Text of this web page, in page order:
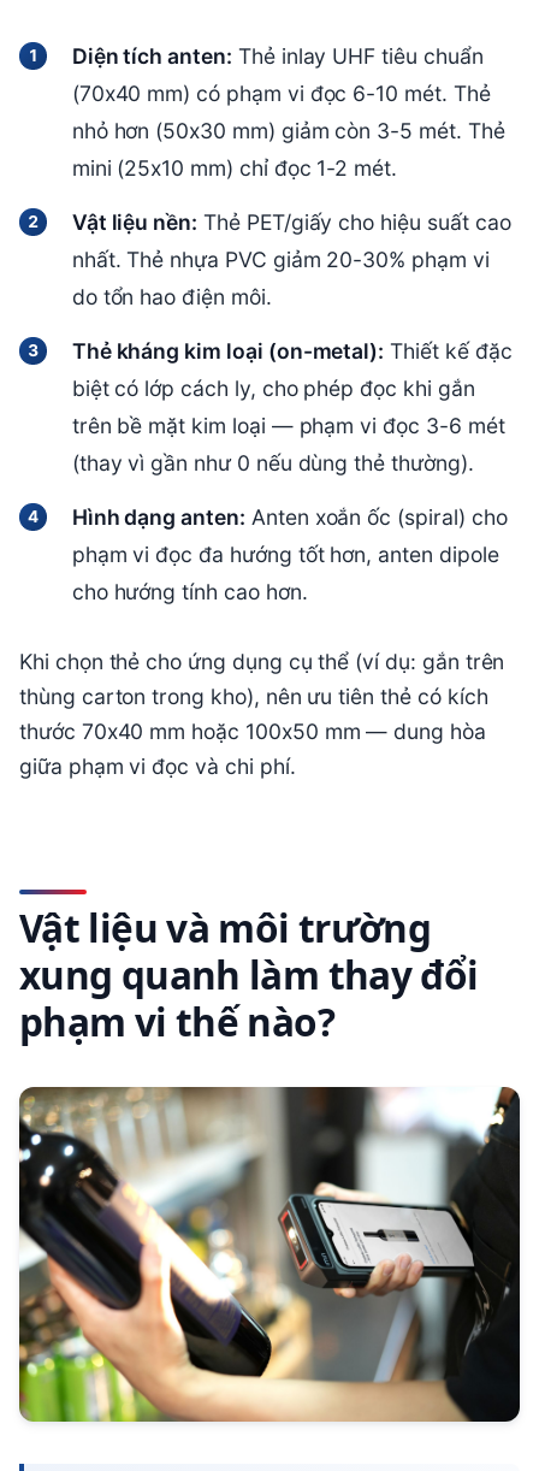
Diện tích anten: Thẻ inlay UHF tiêu chuẩn
(70x40 mm) có phạm vi đọc 6-10 mét. Thẻ
nhỏ hơn (50x30 mm) giảm còn 3-5 mét. Thẻ
mini (25x10 mm) chỉ đọc 1-2 mét.
Vật liệu nền: Thẻ PET/giấy cho hiệu suất cao
nhất. Thẻ nhựa PVC giảm 20-30% phạm vi
do tổn hao điện môi.
Thẻ kháng kim loại (on-metal): Thiết kế đặc
biệt có lớp cách ly, cho phép đọc khi gắn
trên bề mặt kim loại — phạm vi đọc 3-6 mét
(thay vì gần như 0 nếu dùng thẻ thường).
Hình dạng anten: Anten xoắn ốc (spiral) cho
phạm vi đọc đa hướng tốt hơn, anten dipole
cho hướng tính cao hơn.
Khi chọn thẻ cho ứng dụng cụ thể (ví dụ: gắn trên
thùng carton trong kho), nên ưu tiên thẻ có kích
thước 70x40 mm hoặc 100x50 mm — dung hòa
giữa phạm vi đọc và chi phí.
Vật liệu và môi trường
xung quanh làm thay đổi
phạm vi thế nào?